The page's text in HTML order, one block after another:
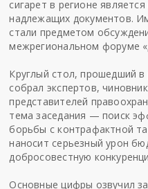
сигарет в регионе
надлежащих документов.
стали предметом
межрегиональном форуме
Круглый стол, прошедший
собрал экспертов,
представителей
тема заседания — поиск
борьбы с контрафактной
наносит серьезный урон
добросовестную
Основные цифры озвучил